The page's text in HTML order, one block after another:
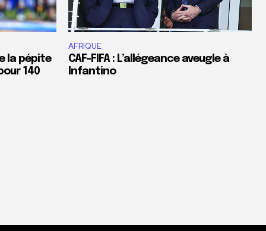
la pépite
140
AFRIQUE
CAF-FIFA : L’allégeance aveugle à
Infantino